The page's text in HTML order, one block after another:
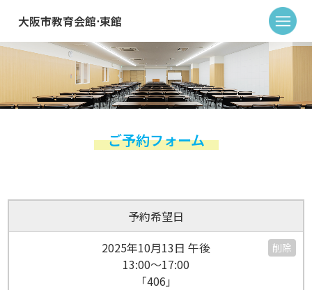
大阪市教育会館⋅東館
ご予約フォーム
予約希望日
2025年10月13日 午後
13:00～17:00
「406」
削除